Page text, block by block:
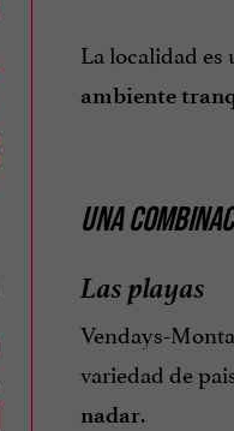
La localidad es
ambiente
UNA
Las playas
Vendays-
variedad de
nadar.